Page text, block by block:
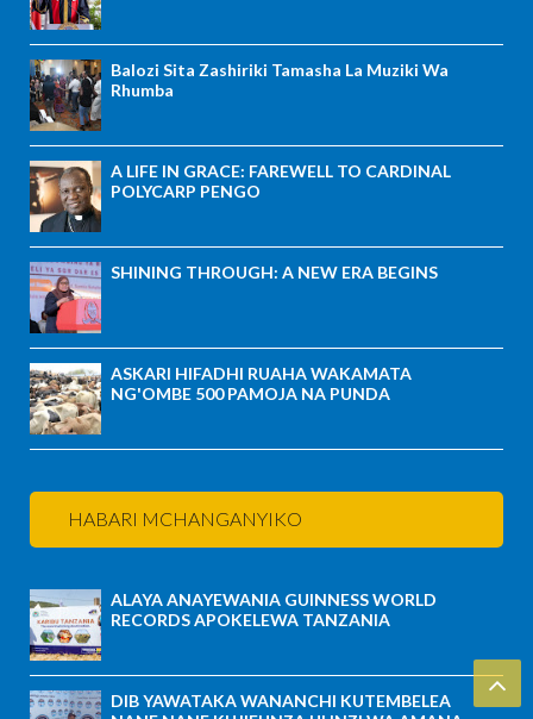
Balozi Sita Zashiriki Tamasha La Muziki Wa
Rhumba
A LIFE IN GRACE: FAREWELL TO CARDINAL
POLYCARP PENGO
SHINING THROUGH: A NEW ERA BEGINS
ASKARI HIFADHI RUAHA WAKAMATA
NG'OMBE 500 PAMOJA NA PUNDA
HABARI MCHANGANYIKO
ALAYA ANAYEWANIA GUINNESS WORLD
RECORDS APOKELEWA TANZANIA
DIB YAWATAKA WANANCHI KUTEMBELEA